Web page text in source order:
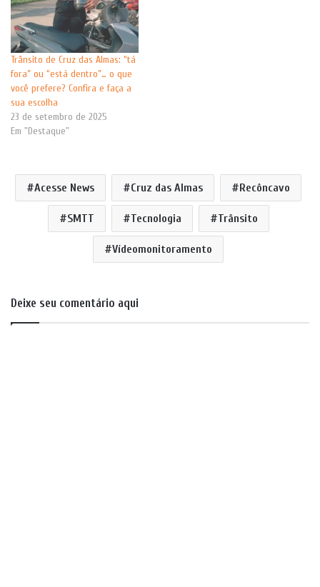
Trânsito de Cruz das Almas: “tá
fora” ou “está dentro”… o que
você prefere? Confira e faça a
sua escolha
23 de setembro de 2025
Em "Destaque"
Acesse News Cruz das Almas Recôncavo
SMTT Tecnologia Trânsito
Vídeomonitoramento
Deixe seu comentário aqui